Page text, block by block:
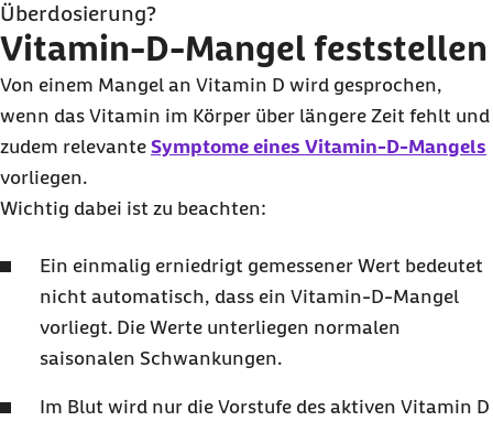
Überdosierung?
Vitamin-D-Mangel feststellen
Von einem Mangel an Vitamin D wird gesprochen,
wenn das Vitamin im Körper über längere Zeit fehlt und
zudem relevante Symptome eines Vitamin-D-Mangels
vorliegen.
Wichtig dabei ist zu beachten:
Ein einmalig erniedrigt gemessener Wert bedeutet
nicht automatisch, dass ein Vitamin-D-Mangel
vorliegt. Die Werte unterliegen normalen
saisonalen Schwankungen.
Im Blut wird nur die Vorstufe des aktiven Vitamin D